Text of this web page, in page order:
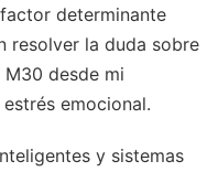
determinante
resolver la duda sobre
desde mi
emocional.
y sistemas